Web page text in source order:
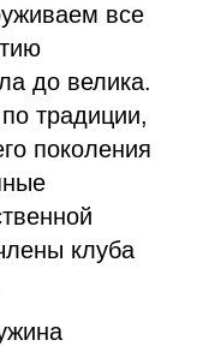
все
до велика.
традиции,
поколения
клуба